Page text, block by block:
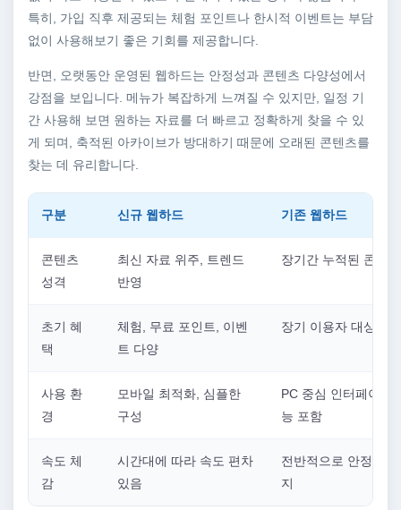
특히, 가입 직후 제공되는 체험 포인트나 한시적 이벤트는 부담
없이 사용해보기 좋은 기회를 제공합니다.
반면, 오랫동안 운영된 웹하드는 안정성과 콘텐츠 다양성에서
강점을 보입니다. 메뉴가 복잡하게 느껴질 수 있지만, 일정 기
간 사용해 보면 원하는 자료를 더 빠르고 정확하게 찾을 수 있
게 되며, 축적된 아카이브가 방대하기 때문에 오래된 콘텐츠를
찾는 데 유리합니다.
구분 신규 웹하드 기존 웹하드
콘텐츠
성격
최신 자료 위주, 트렌드
반영
장기간 누적된 콘텐
초기 혜
택
체험, 무료 포인트, 이벤
트 다양
장기 이용자 대상 혜
사용 환
경
모바일 최적화, 심플한
구성
PC 중심 인터페이스,
능 포함
속도 체
감
시간대에 따라 속도 편차
있음
전반적으로 안정적인
지